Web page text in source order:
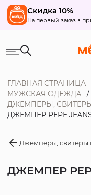
Скидка 10%
На первый заказ в
ГЛАВНАЯ СТРАНИЦА
МУЖСКАЯ ОДЕЖДА
ДЖЕМПЕРЫ,
ДЖЕМПЕР PEPE JEANS
Джемперы, свитеры
ДЖЕМПЕР